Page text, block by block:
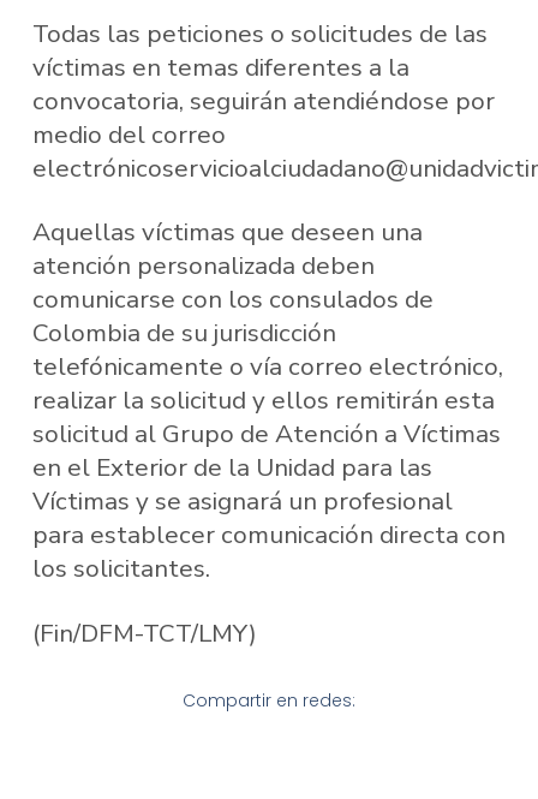
Todas las peticiones o solicitudes de las
víctimas en temas diferentes a la
convocatoria, seguirán atendiéndose por
medio del correo
Aquellas víctimas que deseen una
atención personalizada deben
comunicarse con los consulados de
Colombia de su jurisdicción
telefónicamente o vía correo electrónico,
realizar la solicitud y ellos remitirán esta
solicitud al Grupo de Atención a Víctimas
en el Exterior de la Unidad para las
Víctimas y se asignará un profesional
para establecer comunicación directa con
los solicitantes.
(Fin/DFM-TCT/LMY)
Compartir en redes: